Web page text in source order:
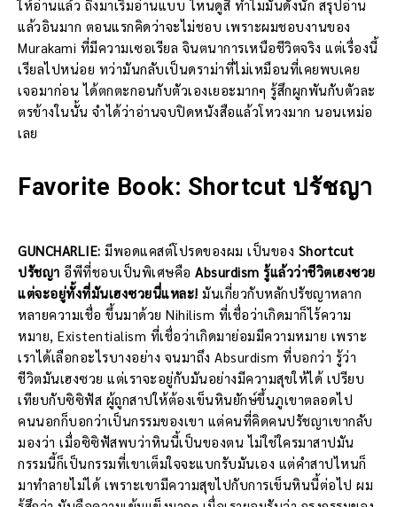
ให้อ่านแล้ว ถึงมาเริ่มอ่านแบบ ไหนดูสิ ทำไมมันดังนัก สรุปอ่าน
แล้วอินมาก ตอนแรกคิดว่าจะไม่ชอบ เพราะผมชอบงานของ
Murakami ที่มีความเซอเรียล จินตนาการเหนือชีวิตจริง แต่เรื่องนี้
เรียลไปหน่อย ทว่ามันกลับเป็นดราม่าที่ไม่เหมือนที่เคยพบเคย
เจอมาก่อน ได้ตกตะกอนกับตัวเองเยอะมากๆ รู้สึกผูกพันกับตัวละ
ตรข้างในนั้น จำได้ว่าอ่านจบปิดหนังสือแล้วโหวงมาก นอนเหม่อ
เลย
Favorite Book: Shortcut ปรัชญา
GUNCHARLIE: มีพอดแคสต์โปรดของผม เป็นของ Shortcut
ปรัชญา อีพีที่ชอบเป็นพิเศษคือ Absurdism รู้แล้วว่าชีวิตเฮงซวย
แต่จะอยู่ทั้งที่มันเฮงซวยนี่แหละ! มันเกี่ยวกับหลักปรัชญาหลาก
หลายความเชื่อ ขึ้นมาด้วย Nihilism ที่เชื่อว่าเกิดมาก็ไร้ความ
หมาย, Existentialism ที่เชื่อว่าเกิดมาย่อมมีความหมาย เพราะ
เราได้เลือกอะไรบางอย่าง จนมาถึง Absurdism ที่บอกว่า รู้ว่า
ชีวิตมันเฮงซวย แต่เราจะอยู่กับมันอย่างมีความสุขให้ได้ เปรียบ
เทียบกับซิซิฟัส ผู้ถูกสาปให้ต้องเข็นหินยักษ์ขึ้นภูเขาตลอดไป
คนนอกก็บอกว่าเป็นกรรมของเขา แต่คนที่คิดคนปรัชญาเขากลับ
มองว่า เมื่อซิซิฟัสพบว่าหินนี้เป็นของตน ไม่ใช่ใครมาสาปมัน
กรรมนี้ก็เป็นกรรมที่เขาเต็มใจจะแบกรับมันเอง แต่คำสาปไหนก็
มาทำลายไม่ได้ เพราะเขามีความสุขไปกับการเข็นหินนี้ต่อไป ผม